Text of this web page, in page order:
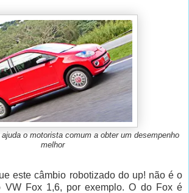
o motorista comum a obter um desempenho
melhor
este câmbio robotizado do up! não é o
VW Fox 1,6, por exemplo. O do Fox é